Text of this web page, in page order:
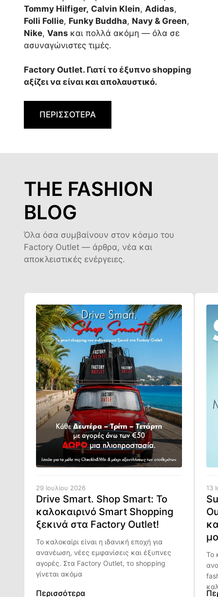
Tommy Hilfiger, Calvin Klein, Adidas,
Folli Follie, Funky Buddha, Navy & Green,
Nike, Vans και πολλά ακόμη — όλα σε
ασυναγώνιστες τιμές.
Factory Outlet. Γιατί το έξυπνο shopping
αξίζει να είναι και απολαυστικό.
ΠΕΡΙΣΣΟΤΕΡΑ
THE FASHION
BLOG
Όλα όσα συμβαίνουν στον κόσμο του
Factory Outlet — άρθρα, νέα και
αποκλειστικές ενέργειες.
29 Ιουλίου 2026
Drive Smart. Shop Smart: Το
καλοκαιρινό Smart Shopping
ξεκινά στα Factory Outlet!
Το καλοκαίρι είναι η ιδανική εποχή για
ανανέωση, νέες εμφανίσεις και έξυπνες
αγορές. Στα Factory Outlet, το shopping
γίνεται ακόμα
Περισσότερα
13
Το